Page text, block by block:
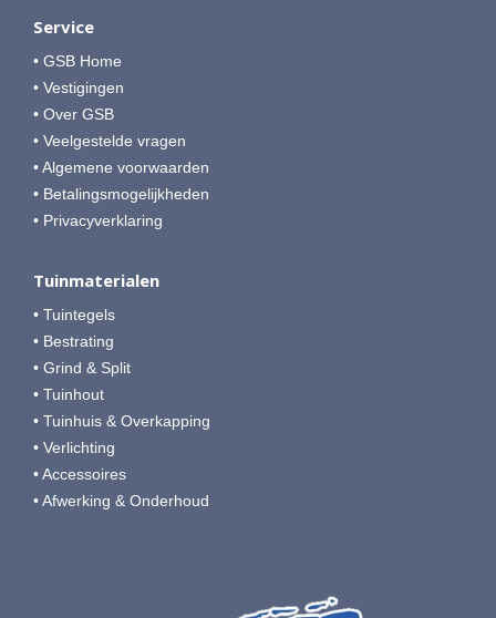
Service
• GSB Home
• Vestigingen
• Over GSB
• Veelgestelde vragen
• Algemene voorwaarden
• Betalingsmogelijkheden
• Privacyverklaring
Tuinmaterialen
• Tuintegels
• Bestrating
• Grind & Split
• Tuinhout
• Tuinhuis & Overkapping
• Verlichting
• Accessoires
• Afwerking & Onderhoud